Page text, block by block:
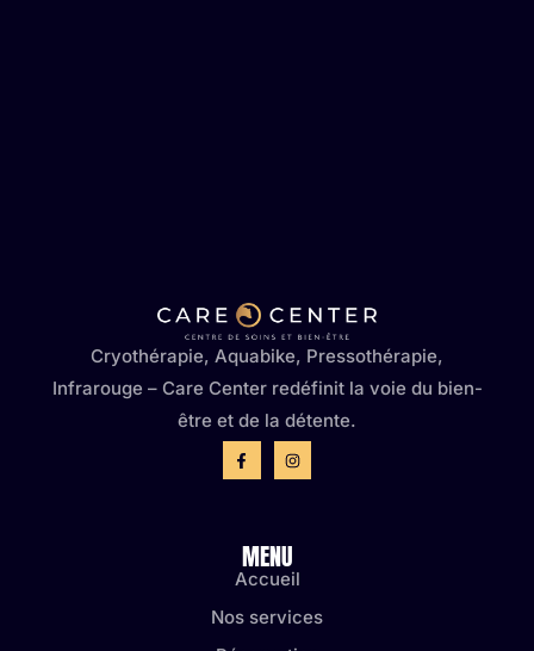
Cryothérapie, Aquabike, Pressothérapie,
Infrarouge – Care Center redéfinit la voie du bien-
être et de la détente.
MENU
Accueil
Nos services